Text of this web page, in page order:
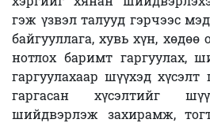
гэж үзвэл талууд гэрчээс
байгууллага, хувь хүн, хөдөө
нотлох баримт гаргуулах,
гаргуулахаар шүүхэд
гаргасан хүсэлтийг
шийдвэрлэж захирамж,